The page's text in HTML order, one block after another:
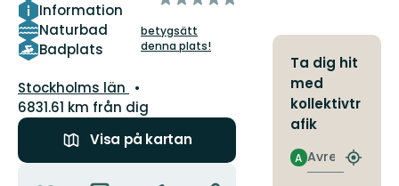
Information
Naturbad
Badplats
stjärnor
betygsätt
denna plats!
Län:
Stockholms län
6831.61 km från dig
Visa på kartan
Ta dig hit
med
kollektivtr
afik
Avresa
A
Hitta